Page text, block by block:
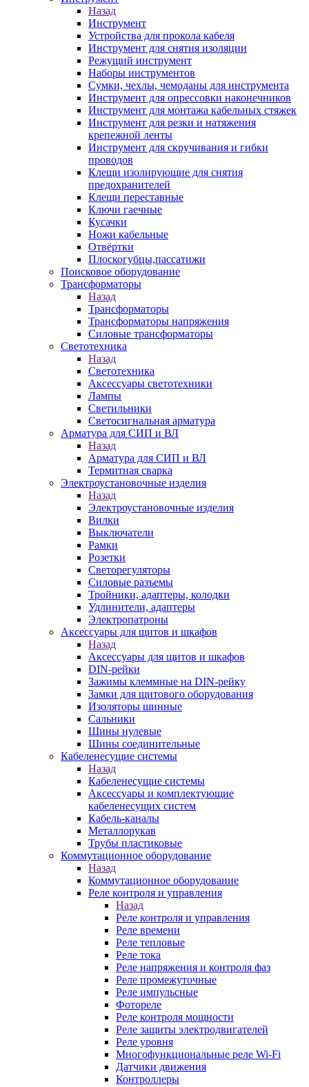
Назад
Инструмент
Устройства для прокола кабеля
Инструмент для снятия изоляции
Режущий инструмент
Наборы инструментов
Сумки, чехлы, чемоданы для инструмента
Инструмент для опрессовки наконечников
Инструмент для монтажа кабельных стяжек
Инструмент для резки и натяжения
крепежной ленты
Инструмент для скручивания и гибки
проводов
Клещи изолирующие для снятия
предохранителей
Клещи переставные
Ключи гаечные
Кусачки
Ножи кабельные
Отвёртки
Плоскогубцы,пассатижи
Поисковое оборудование
Трансформаторы
Назад
Трансформаторы
Трансформаторы напряжения
Силовые трансформаторы
Светотехника
Назад
Светотехника
Аксессуары светотехники
Лампы
Светильники
Светосигнальная арматура
Арматура для СИП и ВЛ
Назад
Арматура для СИП и ВЛ
Термитная сварка
Электроустановочные изделия
Назад
Электроустановочные изделия
Вилки
Выключатели
Рамки
Розетки
Светорегуляторы
Силовые разъемы
Тройники, адаптеры, колодки
Удлинители, адаптеры
Электропатроны
Аксессуары для щитов и шкафов
Назад
Аксессуары для щитов и шкафов
DIN-рейки
Зажимы клеммные на DIN-рейку
Замки для щитового оборудования
Изоляторы шинные
Сальники
Шины нулевые
Шины соединительные
Кабеленесущие системы
Назад
Кабеленесущие системы
Аксессуары и комплектующие
кабеленесущих систем
Кабель-каналы
Металлорукав
Трубы пластиковые
Коммутационное оборудование
Назад
Коммутационное оборудование
Реле контроля и управления
Назад
Реле контроля и управления
Реле времени
Реле тепловые
Реле тока
Реле напряжения и контроля фаз
Реле промежуточные
Реле импульсные
Фотореле
Реле контроля мощности
Реле защиты электродвигателей
Реле уровня
Многофункциональные реле Wi-Fi
Датчики движения
Контроллеры